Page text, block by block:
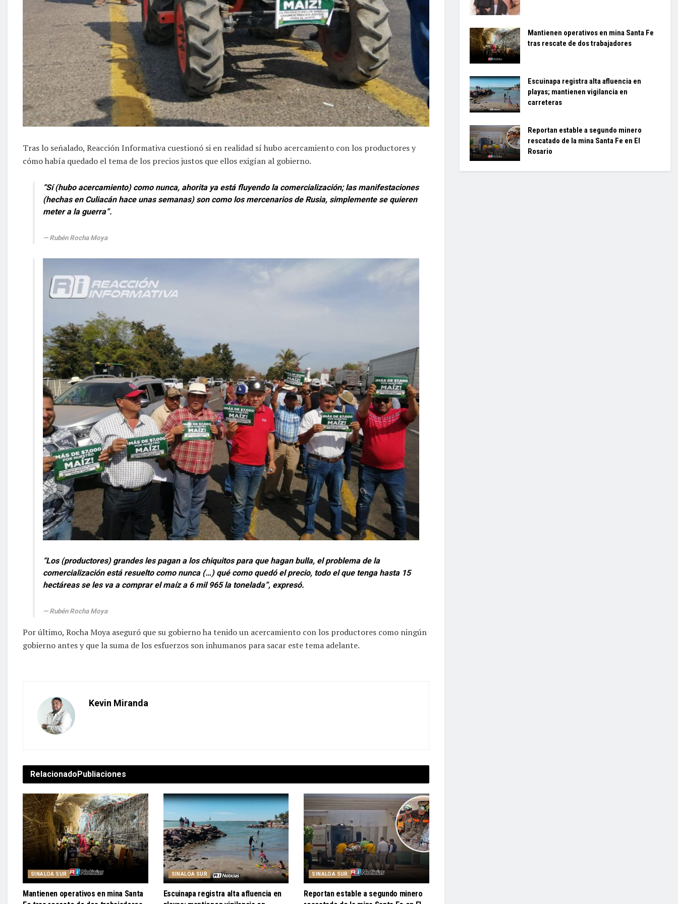
Tras lo señalado, Reacción Informativa cuestionó si en realidad sí hubo acercamiento con los productores y
cómo había quedado el tema de los precios justos que ellos exigían al gobierno.
“Sí (hubo acercamiento) como nunca, ahorita ya está fluyendo la comercialización; las manifestaciones
(hechas en Culiacán hace unas semanas) son como los mercenarios de Rusia, simplemente se quieren
meter a la guerra”.
Rubén Rocha Moya
“Los (productores) grandes les pagan a los chiquitos para que hagan bulla, el problema de la
comercialización está resuelto como nunca (…) qué como quedó el precio, todo el que tenga hasta 15
hectáreas se les va a comprar el maíz a 6 mil 965 la tonelada”, expresó.
Rubén Rocha Moya
Por último, Rocha Moya aseguró que su gobierno ha tenido un acercamiento con los productores como ningún
gobierno antes y que la suma de los esfuerzos son inhumanos para sacar este tema adelante.
Kevin Miranda
RelacionadoPubliaciones
SINALOA SUR
Mantienen operativos en mina Santa
SINALOA SUR
Escuinapa registra alta afluencia en
SINALOA SUR
Reportan estable a segundo minero
Mantienen operativos en mina Santa Fe
tras rescate de dos trabajadores
Escuinapa registra alta afluencia en
playas; mantienen vigilancia en
carreteras
Reportan estable a segundo minero
rescatado de la mina Santa Fe en El
Rosario